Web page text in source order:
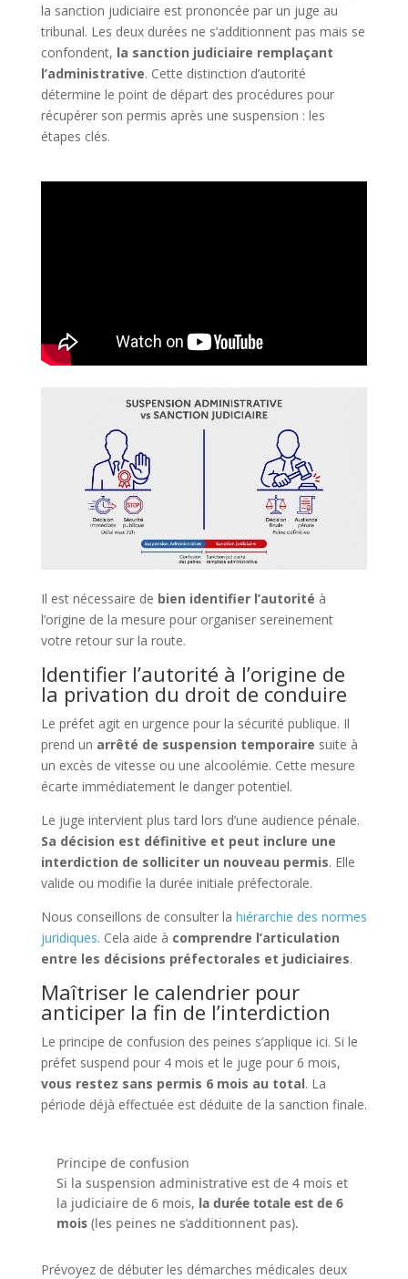
la sanction judiciaire est prononcée par un juge au
tribunal. Les deux durées ne s’additionnent pas mais se
confondent, la sanction judiciaire remplaçant
l’administrative. Cette distinction d’autorité
détermine le point de départ des procédures pour
récupérer son permis après une suspension : les
étapes clés.
Il est nécessaire de bien identifier l’autorité à
l’origine de la mesure pour organiser sereinement
votre retour sur la route.
Identifier l’autorité à l’origine de
la privation du droit de conduire
Le préfet agit en urgence pour la sécurité publique. Il
prend un arrêté de suspension temporaire suite à
un excès de vitesse ou une alcoolémie. Cette mesure
écarte immédiatement le danger potentiel.
Le juge intervient plus tard lors d’une audience pénale.
Sa décision est définitive et peut inclure une
interdiction de solliciter un nouveau permis. Elle
valide ou modifie la durée initiale préfectorale.
Nous conseillons de consulter la hiérarchie des normes
juridiques. Cela aide à comprendre l’articulation
entre les décisions préfectorales et judiciaires.
Maîtriser le calendrier pour
anticiper la fin de l’interdiction
Le principe de confusion des peines s’applique ici. Si le
préfet suspend pour 4 mois et le juge pour 6 mois,
vous restez sans permis 6 mois au total. La
période déjà effectuée est déduite de la sanction finale.
Principe de confusion
Si la suspension administrative est de 4 mois et
la judiciaire de 6 mois, la durée totale est de 6
mois (les peines ne s’additionnent pas).
Prévoyez de débuter les démarches médicales deux